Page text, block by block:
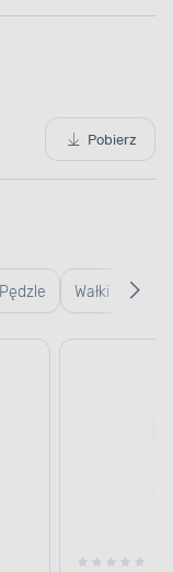
Pobierz
Pędzle Wałki